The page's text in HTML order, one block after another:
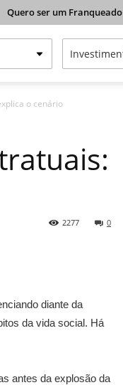
Quero ser um Franqueado
o cenário
0
2277
diante da
da vida social. Há
antes da explosão da